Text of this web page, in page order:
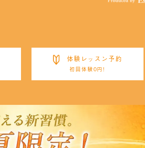
体験レッスン予約
初回体験0円!